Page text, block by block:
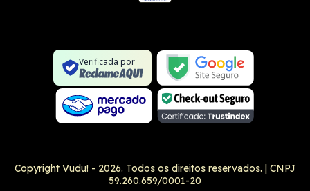
Verificada por
Não é um site na lista negra
Google Safe Browsing
Copyright Vudu! - 2026. Todos os direitos reservados.